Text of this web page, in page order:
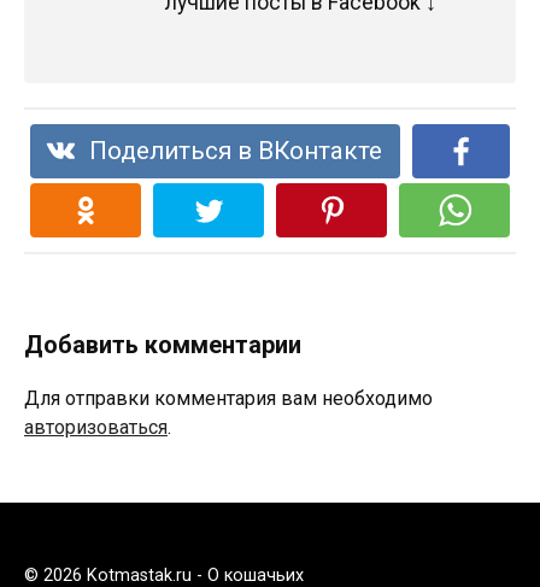
Поделиться в ВКонтакте
Добавить комментарии
Для отправки комментария вам необходимо
авторизоваться.
© 2026 Kotmastak.ru - О кошачьих